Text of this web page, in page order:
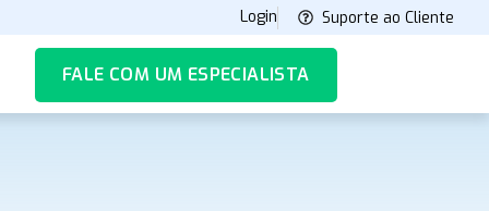
Login Suporte ao Cliente
FALE COM UM ESPECIALISTA